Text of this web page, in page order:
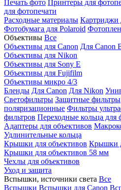
Печать фото Принтеры для
для фотопечати
Расходные материалы Картриджи
Фотобумага для Polaroid
Объективы Все
Объективы для Canon Для Canon
Объективы для Nikon
Объективы для Sony E
Объективы для Fujifilm
Объективы микро 4/3
Бленды Для Canon Для Nikon
Светофильтры Защитные фильтры
поляризационные Фильтры
фильтров Переходные кольца для
Адаптеры для объективов
Удлинительные кольца
Крышки для объективов Крышки
Крышки для объективов 58 мм
Чехлы для объективов
Уход и защита
Вспышки, источники света Все
Вспышки Вспышки для Canon